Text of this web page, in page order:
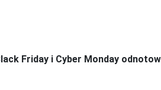
Friday i Cyber Monday